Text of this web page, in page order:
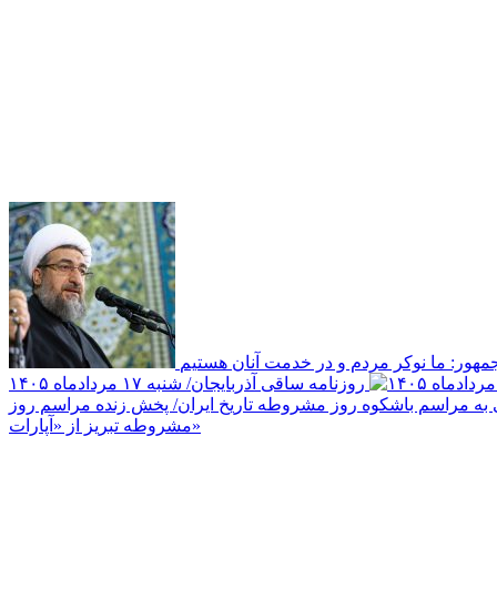
ما نوکر مردم و در خدمت آنان هستیم
روزنامه ساقی آذربایجان/ شنبه ۱۷ مردادماه ۱۴۰۵
مراسم باشکوه روز مشروطه تاریخ ایران/ پخش زنده مراسم روز
مشروطه تبریز از «آپارات»